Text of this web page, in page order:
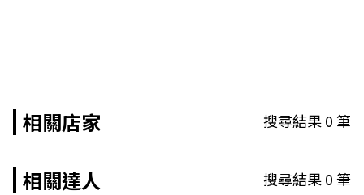
相關店家 搜尋結果0筆
相關達人 搜尋結果0筆